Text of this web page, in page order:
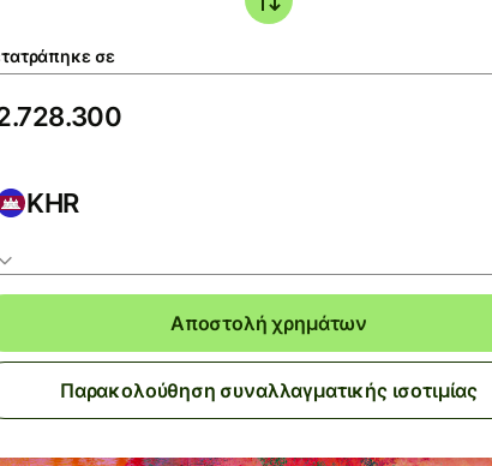
σε
KHR
Αποστολή χρημάτων
Παρακολούθηση συναλλαγματικής ισοτιμίας